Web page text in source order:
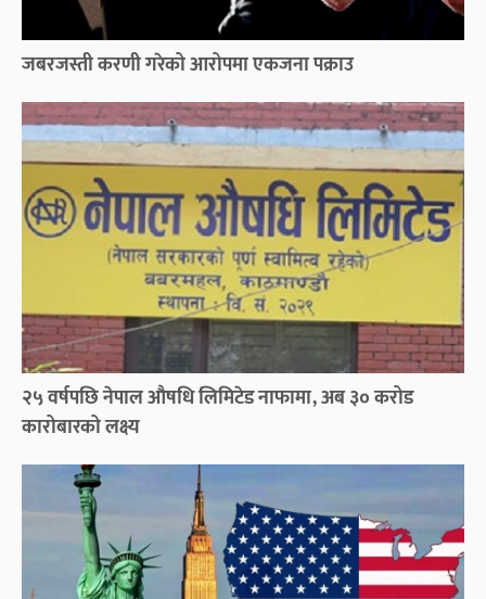
जबरजस्ती करणी गरेको आरोपमा एकजना पक्राउ
२५ वर्षपछि नेपाल औषधि लिमिटेड नाफामा, अब ३० करोड
कारोबारको लक्ष्य